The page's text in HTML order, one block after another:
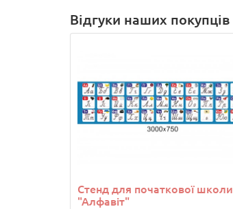
Відгуки наших покупців
Стенд для початкової школи
"Алфавіт"